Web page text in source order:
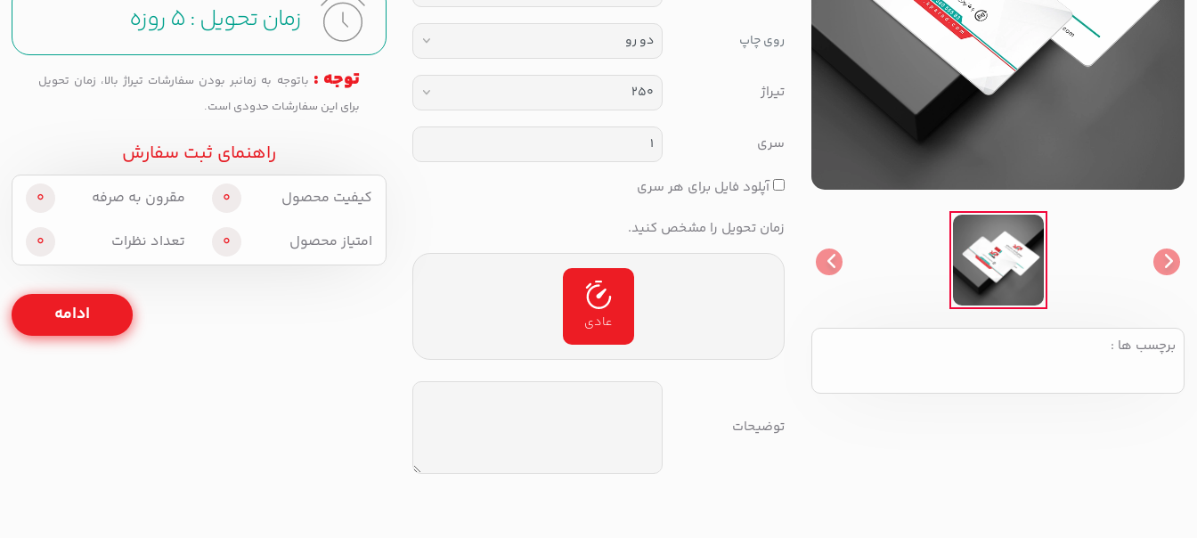
برچسب ها :
روی چاپ
تیراژ
سری
آپلود فایل برای هر سری
زمان تحویل را مشخص کنید.
عادی
توضیحات
زمان تحویل : 5 روزه
توجه : باتوجه به زمانبر بودن سفارشات تیراژ بالا، زمان تحویل
برای این سفارشات حدودی است.
راهنمای ثبت سفارش
کیفیت محصول 0 مقرون به صرفه
0
امتیاز محصول
0 تعداد نظرات 0
ادامه